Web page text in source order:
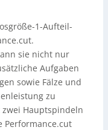
1-Aufteil-
sie nicht nur
Aufgaben
sowie Fälze und
zu
Hauptspindeln
Performance.cut